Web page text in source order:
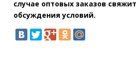
случае оптовых заказов
обсуждения условий.